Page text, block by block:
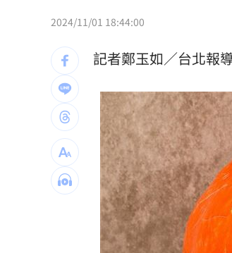
薔薔父親節曬富爸 白髮
國壽連10年承作學保 這
獨／楊光友批工會帳亂
齊豫被調侃躲歌王！本
喜曬超音波照！北影影
洛杉磯空廚爆食安危機
台灣彩券開獎直播中
2024/11/01 18:44:00
記者鄭玉如／台北報